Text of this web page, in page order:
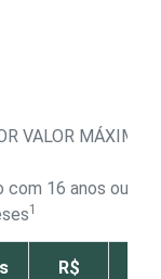
VALOR MÁXIMO
16 anos ou
1
R$